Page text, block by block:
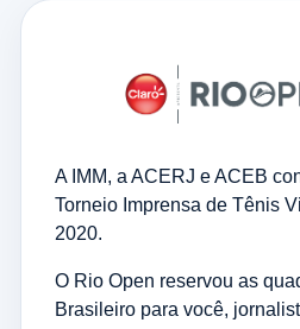
A IMM, a ACERJ e ACEB
Torneio Imprensa de Tênis
2020.
O Rio Open reservou as
Brasileiro para você,